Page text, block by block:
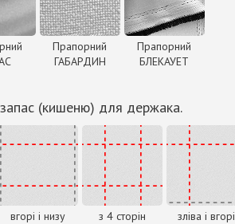
Прапорний
ГАБАРДИН
Прапорний
БЛЕКАУЕТ
(кишеню) для держака.
вгорі і низу з 4 сторін зліва і вгорі